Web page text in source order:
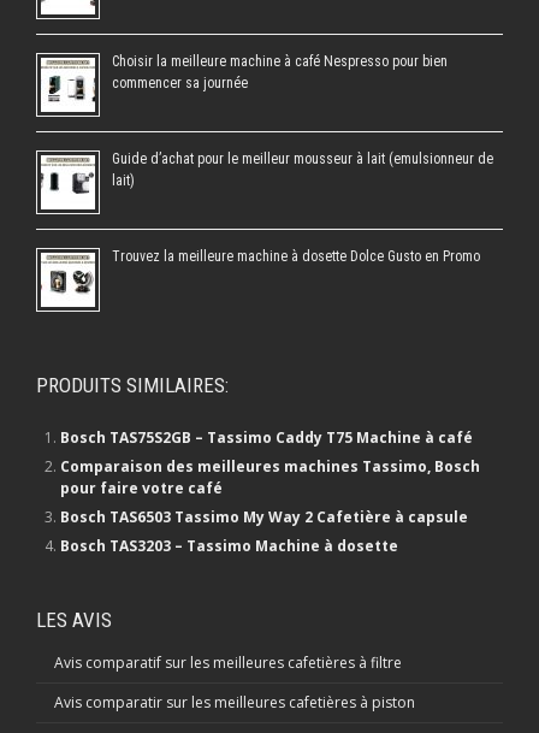
Choisir la meilleure machine à café Nespresso pour bien
commencer sa journée
Guide d’achat pour le meilleur mousseur à lait (emulsionneur de
lait)
Trouvez la meilleure machine à dosette Dolce Gusto en Promo
PRODUITS SIMILAIRES:
Bosch TAS75S2GB – Tassimo Caddy T75 Machine à café
Comparaison des meilleures machines Tassimo, Bosch
pour faire votre café
Bosch TAS6503 Tassimo My Way 2 Cafetière à capsule
Bosch TAS3203 – Tassimo Machine à dosette
LES AVIS
Avis comparatif sur les meilleures cafetières à filtre
Avis comparatir sur les meilleures cafetières à piston